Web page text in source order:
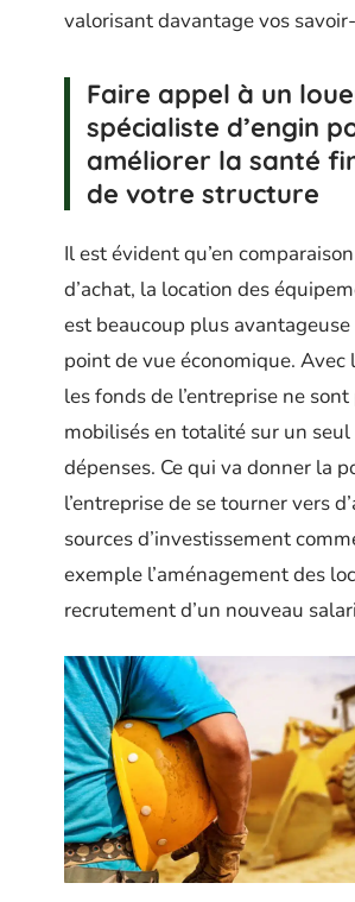
valorisant davantage vos
Faire appel à un
spécialiste d’engin
améliorer la santé
de votre structure
Il est évident qu’en
d’achat, la location des
est beaucoup plus
point de vue économique. Avec
les fonds de l’entreprise ne sont
mobilisés en totalité sur un seul
dépenses. Ce qui va donner la
l’entreprise de se tourner vers
sources d’investissement
exemple l’aménagement des
recrutement d’un nouveau